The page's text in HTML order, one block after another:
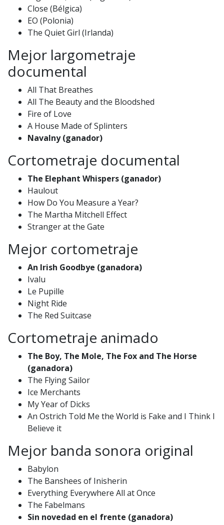
Close (Bélgica)
EO (Polonia)
The Quiet Girl (Irlanda)
Mejor largometraje
documental
All That Breathes
All The Beauty and the Bloodshed
Fire of Love
A House Made of Splinters
Navalny (ganador)
Cortometraje documental
The Elephant Whispers (ganador)
Haulout
How Do You Measure a Year?
The Martha Mitchell Effect
Stranger at the Gate
Mejor cortometraje
An Irish Goodbye (ganadora)
Ivalu
Le Pupille
Night Ride
The Red Suitcase
Cortometraje animado
The Boy, The Mole, The Fox and The Horse
(ganadora)
The Flying Sailor
Ice Merchants
My Year of Dicks
An Ostrich Told Me the World is Fake and I Think I
Believe it
Mejor banda sonora original
Babylon
The Banshees of Inisherin
Everything Everywhere All at Once
The Fabelmans
Sin novedad en el frente (ganadora)